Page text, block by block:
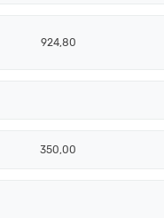
924,80
350,00